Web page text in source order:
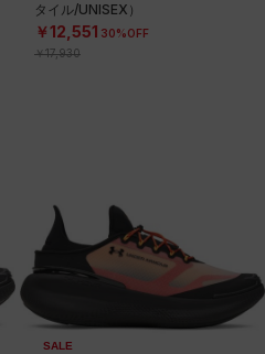
タイル/UNISEX）
￥12,551 30%OFF
￥17,930
SALE